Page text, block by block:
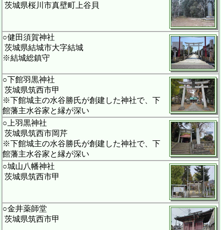
茨城県桜川市真壁町上谷貝
○健田須賀神社
茨城県結城市大字結城
※結城総鎮守
○下館羽黒神社
茨城県筑西市甲
※下館城主の水谷勝氏が創建した神社で、下
館藩主水谷家と縁が深い
○上羽黒神社
茨城県筑西市岡芹
※下館城主の水谷勝氏が創建した神社で、下
館藩主水谷家と縁が深い
○城山八幡神社
茨城県筑西市甲
○金井薬師堂
茨城県筑西市甲